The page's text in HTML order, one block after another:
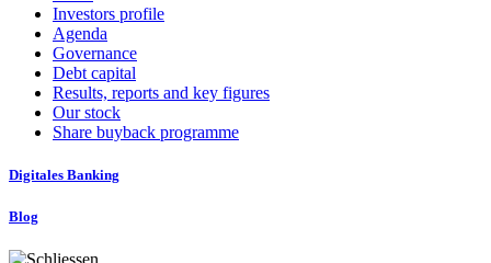
Investors profile
Agenda
Governance
Debt capital
Results, reports and key figures
Our stock
Share buyback programme
Digitales Banking
Blog